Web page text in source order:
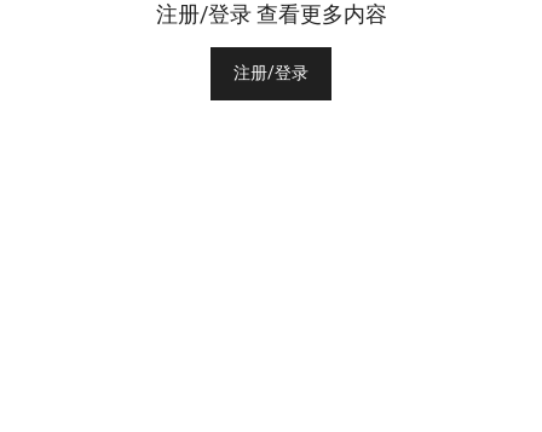
注册/登录 查看更多内容
注册/登录